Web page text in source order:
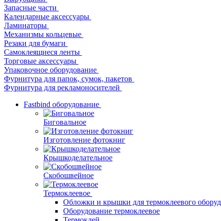
Запасные части
Календарные аксессуары
Ламинаторы
Механизмы кольцевые
Резаки для бумаги
Самоклеящиеся ленты
Торговые аксессуары
Упаковочное оборудование
Фурнитура для папок, сумок, пакетов
Фурнитура для рекламоносителей
Fastbind оборудование
Биговальное
Изготовление фотокниг
Крышкоделательное
Скобошвейное
Термоклеевое
Обложки и крышки для термоклеевого
Оборудование термоклеевое